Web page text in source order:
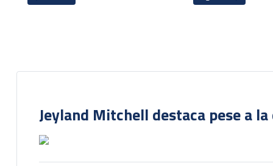
Jeyland Mitchell destaca pese a